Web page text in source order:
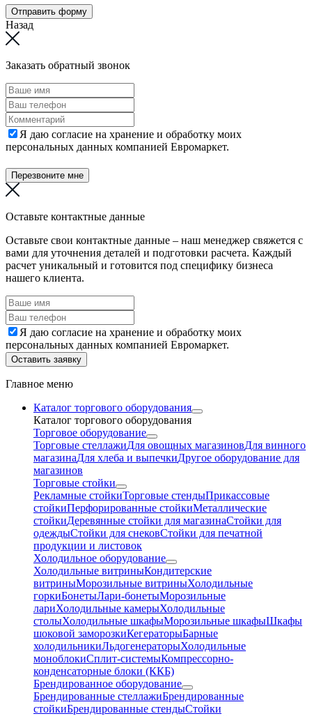
Отправить форму
Назад
Заказать обратный звонок
Я даю согласие на хранение и обработку моих
персональных данных компанией Евромаркет.
Перезвоните мне
Оставьте контактные данные
Оставьте свои контактные данные – наш менеджер свяжется с
вами для уточнения деталей и подготовки расчета. Каждый
расчет уникальный и готовится под специфику бизнеса
нашего клиента.
Я даю согласие на хранение и обработку моих
персональных данных компанией Евромаркет.
Оставить заявку
Главное меню
Каталог торгового оборудования
Каталог торгового оборудования
Торговое оборудование
Торговые стеллажиДля овощных магазиновДля винного
магазинаДля хлеба и выпечкиДругое оборудование для
магазинов
Торговые стойки
Рекламные стойкиТорговые стендыПрикассовые
стойкиПерфорированные стойкиМеталлические
стойкиДеревянные стойки для магазинаСтойки для
одеждыСтойки для снековСтойки для печатной
продукции и листовок
Холодильное оборудование
Холодильные витриныКондитерские
витриныМорозильные витриныХолодильные
горкиБонетыЛари-бонетыМорозильные
лариХолодильные камерыХолодильные
столыХолодильные шкафыМорозильные шкафыШкафы
шоковой заморозкиКегераторыБарные
холодильникиЛьдогенераторыХолодильные
моноблокиСплит-системыКомпрессорно-
конденсаторные блоки (ККБ)
Брендированное оборудование
Брендированные стеллажиБрендированные
стойкиБрендированные стендыСтойки